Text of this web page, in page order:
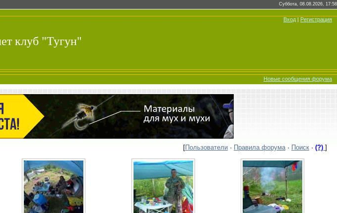
Суббота, 08.08.2026, 17:58
Вход | Регистрация
клуб "Тугун"
Новые сообщения форума
[Пользователи · Правила форума· Поиск · (?) ]